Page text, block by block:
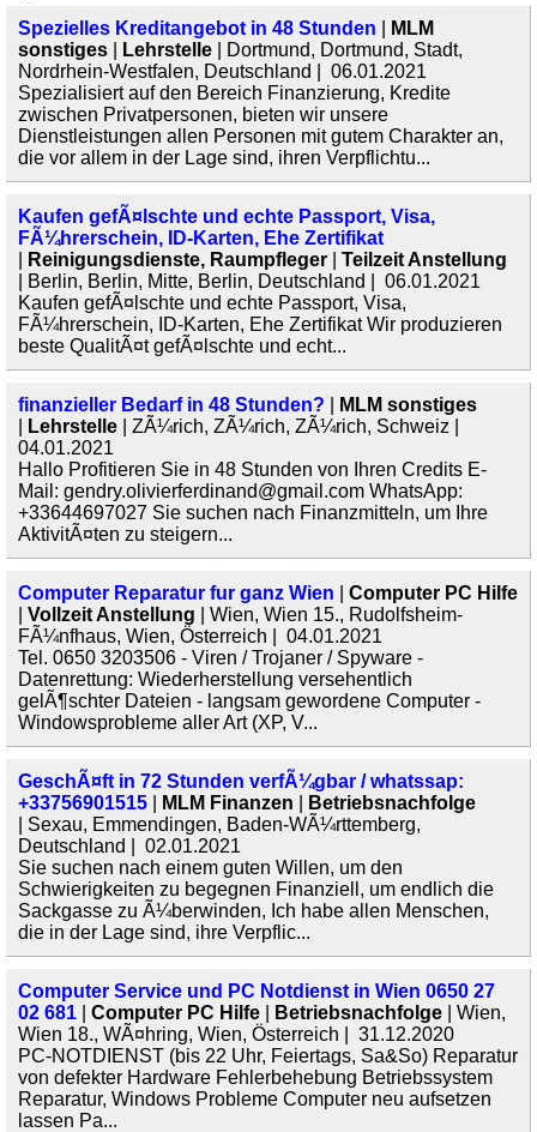
Spezielles Kreditangebot in 48 Stunden
MLM
sonstiges
Lehrstelle | Dortmund, Dortmund, Stadt,
Nordrhein-Westfalen, Deutschland | 06.01.2021
Spezialisiert auf den Bereich Finanzierung, Kredite
zwischen Privatpersonen, bieten wir unsere
Dienstleistungen allen Personen mit gutem Charakter an,
die vor allem in der Lage sind, ihren Verpflichtu...
Kaufen gefÃ¤lschte und echte Passport, Visa,
FÃ¼hrerschein, ID-Karten, Ehe Zertifikat
Reinigungsdienste, Raumpfleger
Teilzeit Anstellung
| Berlin, Berlin, Mitte, Berlin, Deutschland | 06.01.2021
Kaufen gefÃ¤lschte und echte Passport, Visa,
FÃ¼hrerschein, ID-Karten, Ehe Zertifikat Wir produzieren
beste QualitÃ¤t gefÃ¤lschte und echt...
finanzieller Bedarf in 48 Stunden?
MLM sonstiges
Lehrstelle | ZÃ¼rich, ZÃ¼rich, ZÃ¼rich, Schweiz |
04.01.2021
Hallo Profitieren Sie in 48 Stunden von Ihren Credits E-
Mail: gendry.olivierferdinand@gmail.com WhatsApp:
+33644697027 Sie suchen nach Finanzmitteln, um Ihre
AktivitÃ¤ten zu steigern...
Computer Reparatur fur ganz Wien
Computer PC Hilfe
Vollzeit Anstellung | Wien, Wien 15., Rudolfsheim-
FÃ¼nfhaus, Wien, Österreich | 04.01.2021
Tel. 0650 3203506 - Viren / Trojaner / Spyware -
Datenrettung: Wiederherstellung versehentlich
gelÃ¶schter Dateien - langsam gewordene Computer -
Windowsprobleme aller Art (XP, V...
GeschÃ¤ft in 72 Stunden verfÃ¼gbar / whatssap:
+33756901515
MLM Finanzen
Betriebsnachfolge
| Sexau, Emmendingen, Baden-WÃ¼rttemberg,
Deutschland | 02.01.2021
Sie suchen nach einem guten Willen, um den
Schwierigkeiten zu begegnen Finanziell, um endlich die
Sackgasse zu Ã¼berwinden, Ich habe allen Menschen,
die in der Lage sind, ihre Verpflic...
Computer Service und PC Notdienst in Wien 0650 27
02 681
Computer PC Hilfe Betriebsnachfolge | Wien,
Wien 18., WÃ¤hring, Wien, Österreich | 31.12.2020
PC-NOTDIENST (bis 22 Uhr, Feiertags, Sa&So) Reparatur
von defekter Hardware Fehlerbehebung Betriebssystem
Reparatur, Windows Probleme Computer neu aufsetzen
lassen Pa...